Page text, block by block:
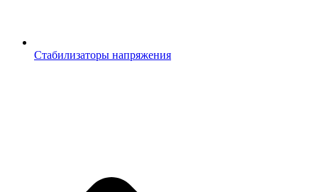
Стабилизаторы напряжения